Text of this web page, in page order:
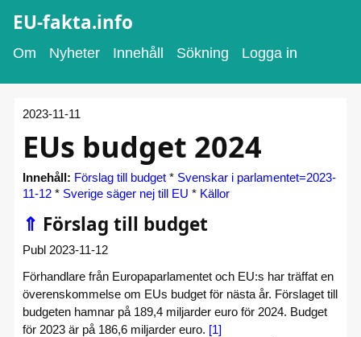
EU-fakta.info
Om Nyheter Innehåll Sökning Logga in
2023-11-11
EUs budget 2024
Innehåll: Förslag till budget * Svenskar i parlamentet=2023-
11-12 * Sverige säger nej till EU * Källor
⇑ Förslag till budget
Publ 2023-11-12
Förhandlare från Europaparlamentet och EU:s har träffat en
överenskommelse om EUs budget för nästa år. Förslaget till
budgeten hamnar på 189,4 miljarder euro för 2024. Budget
för 2023 är på 186,6 miljarder euro. [1]